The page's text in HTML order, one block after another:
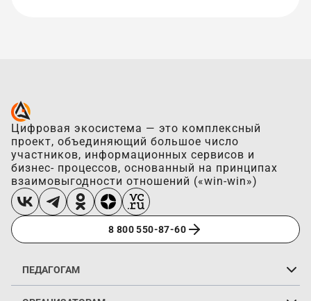
Цифровая экосистема — это комплексный
проект, объединяющий большое число
участников, информационных сервисов и
бизнес- процессов, основанный на принципах
взаимовыгодности отношений («win-win»)
8 800 550-87-60
ПЕДАГОГАМ